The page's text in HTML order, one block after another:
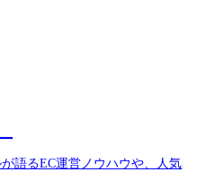
語るEC運営ノウハウや、人気